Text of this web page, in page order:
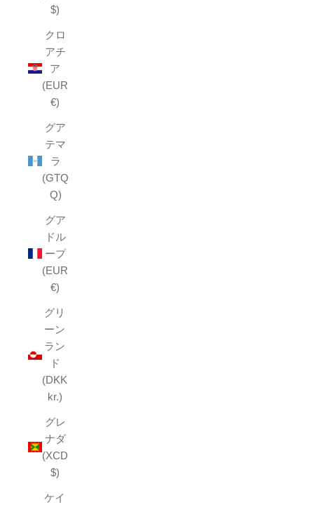
$)
クロ
アチ
ア
(EUR
€)
グア
テマ
ラ
(GTQ
Q)
グア
ドル
ープ
(EUR
€)
グリ
ーン
ラン
ド
(DKK
kr.)
グレ
ナダ
(XCD
$)
ケイ